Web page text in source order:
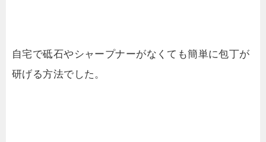
自宅で砥石やシャープナーがなくても簡単に包丁が
研げる方法でした。